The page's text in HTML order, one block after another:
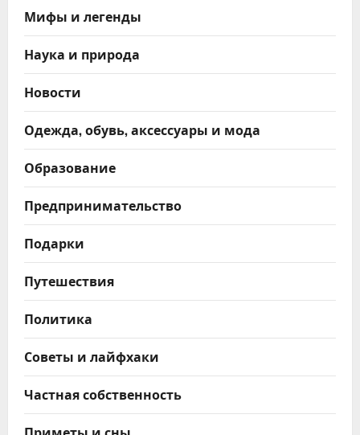
Мифы и легенды
Наука и природа
Новости
Одежда, обувь, аксессуары и мода
Образование
Предпринимательство
Подарки
Путешествия
Политика
Советы и лайфхаки
Частная собственность